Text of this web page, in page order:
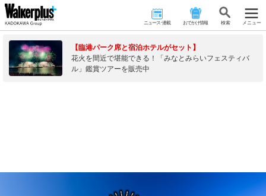
ニュース･連載 おでかけ情報 検 索 メニュー
【臨港パーク席と宿泊ホテルがセット】
花火を間近で堪能できる！「みなとみらいフェスティバ
ル」鑑賞ツアーを販売中